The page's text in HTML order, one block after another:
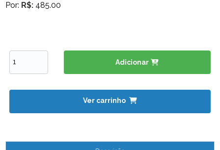
Por: R$: 485.00
Adicionar
Ver carrinho